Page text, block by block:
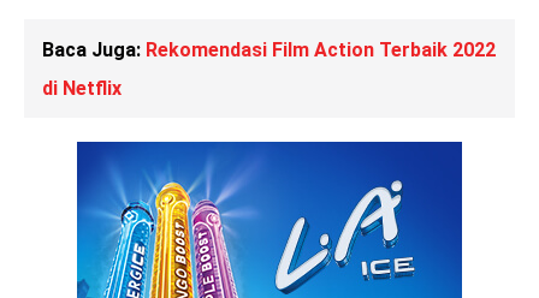
Baca Juga: Rekomendasi Film Action Terbaik 2022
di Netflix